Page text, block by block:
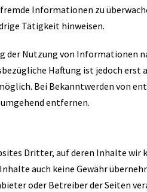
Informationen zu
Tätigkeit hinweisen.
der Nutzung von Informationen
Haftung ist jedoch erst
Bei Bekanntwerden von
entfernen.
Dritter, auf deren Inhalte wir
auch keine Gewähr
oder Betreiber der Seiten